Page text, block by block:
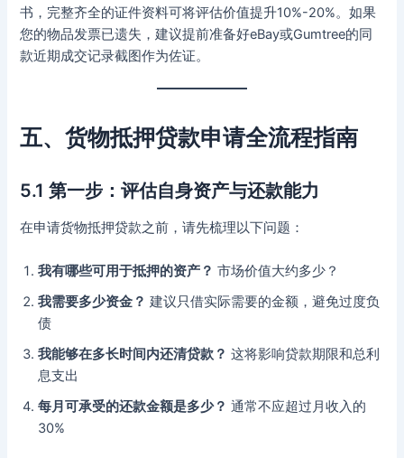
书，完整齐全的证件资料可将评估价值提升10%-20%。如果
您的物品发票已遗失，建议提前准备好eBay或Gumtree的同
款近期成交记录截图作为佐证。
五、货物抵押贷款申请全流程指南
5.1 第一步：评估自身资产与还款能力
在申请货物抵押贷款之前，请先梳理以下问题：
我有哪些可用于抵押的资产？ 市场价值大约多少？
我需要多少资金？ 建议只借实际需要的金额，避免过度负
债
我能够在多长时间内还清贷款？ 这将影响贷款期限和总利
息支出
每月可承受的还款金额是多少？ 通常不应超过月收入的
30%